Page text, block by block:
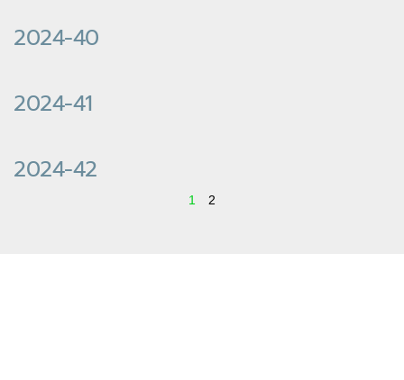
2024-40
2024-41
2024-42
1 2